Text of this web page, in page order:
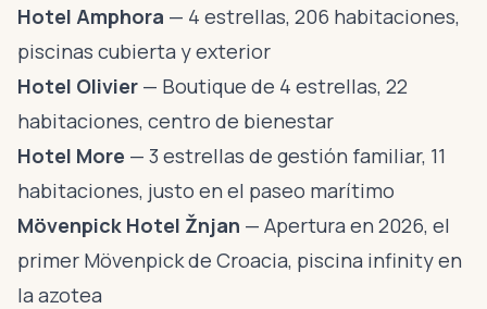
Hotel Amphora — 4 estrellas, 206 habitaciones,
piscinas cubierta y exterior
Hotel Olivier — Boutique de 4 estrellas, 22
habitaciones, centro de bienestar
Hotel More — 3 estrellas de gestión familiar, 11
habitaciones, justo en el paseo marítimo
Mövenpick Hotel Žnjan — Apertura en 2026, el
primer Mövenpick de Croacia, piscina infinity en
la azotea